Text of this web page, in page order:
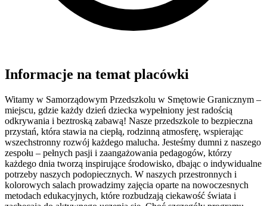
Informacje na temat placówki
Witamy w Samorządowym Przedszkolu w Smętowie Granicznym –
miejscu, gdzie każdy dzień dziecka wypełniony jest radością
odkrywania i beztroską zabawą! Nasze przedszkole to bezpieczna
przystań, która stawia na ciepłą, rodzinną atmosferę, wspierając
wszechstronny rozwój każdego malucha. Jesteśmy dumni z naszego
zespołu – pełnych pasji i zaangażowania pedagogów, którzy
każdego dnia tworzą inspirujące środowisko, dbając o indywidualne
potrzeby naszych podopiecznych. W naszych przestronnych i
kolorowych salach prowadzimy zajęcia oparte na nowoczesnych
metodach edukacyjnych, które rozbudzają ciekawość świata i